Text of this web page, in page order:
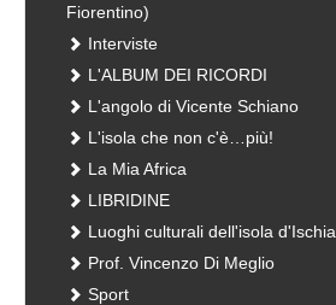
Fiorentino)
Interviste
L'ALBUM DEI RICORDI
L'angolo di Vicente Schiano
L'isola che non c'è…più!
La Mia Africa
LIBRIDINE
Luoghi culturali dell'isola d'Ischia
Prof. Vincenzo Di Meglio
Sport